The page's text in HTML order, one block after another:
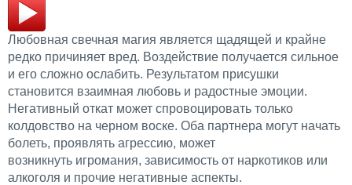
Любовная свечная магия является щадящей и крайне
редко причиняет вред. Воздействие получается сильное
и его сложно ослабить. Результатом присушки
становится взаимная любовь и радостные эмоции.
Негативный откат может спровоцировать только
колдовство на черном воске. Оба партнера могут начать
болеть, проявлять агрессию, может
возникнуть игромания, зависимость от наркотиков или
алкоголя и прочие негативные аспекты.